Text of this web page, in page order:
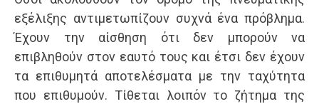
εξέλιξης αντιμετωπίζουν συχνά ένα πρόβλημα.
Έχουν την αίσθηση ότι δεν μπορούν να
επιβληθούν στον εαυτό τους και έτσι δεν έχουν
τα επιθυμητά αποτελέσματα με την ταχύτητα
που επιθυμούν. Τίθεται λοιπόν το ζήτημα της